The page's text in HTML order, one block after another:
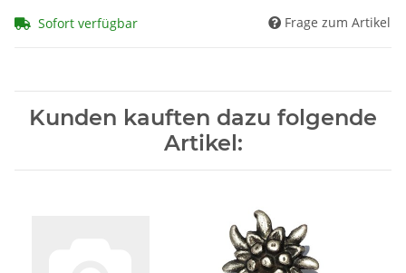
Sofort verfügbar Frage zum Artikel
Kunden kauften dazu folgende
Artikel: